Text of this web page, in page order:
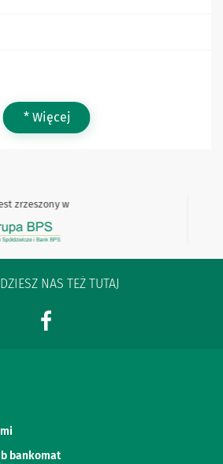
* Więcej
zrzeszony w
NAS TEŻ TUTAJ
bankomat